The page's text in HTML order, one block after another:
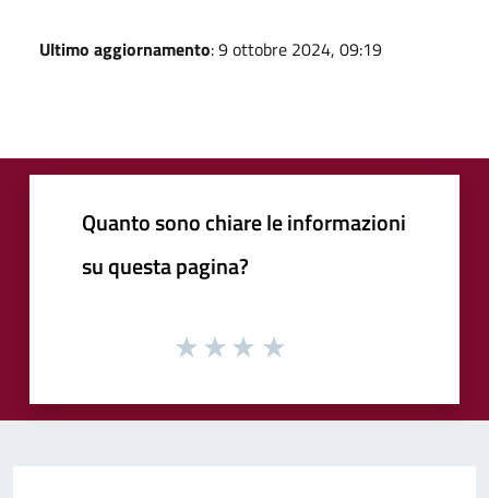
Ultimo aggiornamento: 9 ottobre 2024, 09:19
Quanto sono chiare le informazioni
su questa pagina?